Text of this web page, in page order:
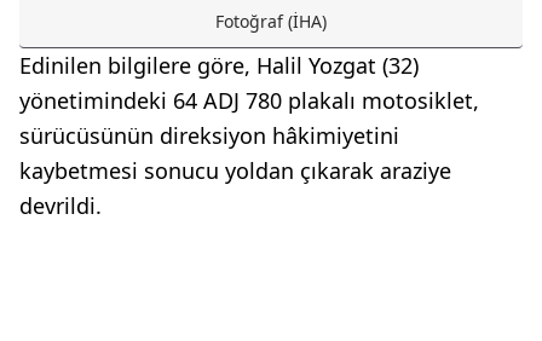
Fotoğraf (İHA)
Edinilen bilgilere göre, Halil Yozgat (32)
yönetimindeki 64 ADJ 780 plakalı motosiklet,
sürücüsünün direksiyon hâkimiyetini
kaybetmesi sonucu yoldan çıkarak araziye
devrildi.